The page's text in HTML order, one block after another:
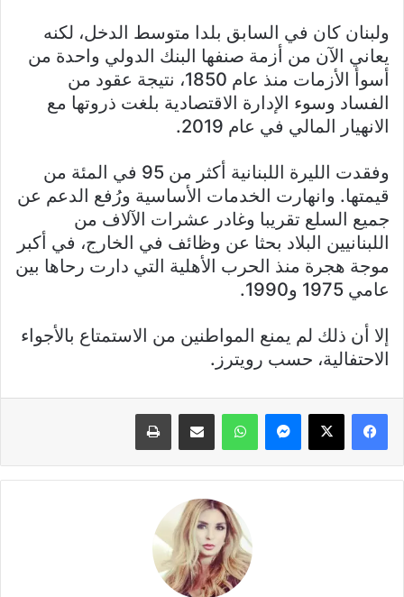
ولبنان كان في السابق بلدا متوسط الدخل، لكنه
يعاني الآن من أزمة صنفها البنك الدولي واحدة من
أسوأ الأزمات منذ عام 1850، نتيجة عقود من
الفساد وسوء الإدارة الاقتصادية بلغت ذروتها مع
الانهيار المالي في عام 2019.
وفقدت الليرة اللبنانية أكثر من 95 في المئة من
قيمتها. وانهارت الخدمات الأساسية ورُفع الدعم عن
جميع السلع تقريبا وغادر عشرات الآلاف من
اللبنانيين البلاد بحثا عن وظائف في الخارج، في أكبر
موجة هجرة منذ الحرب الأهلية التي دارت رحاها بين
عامي 1975 و1990.
إلا أن ذلك لم يمنع المواطنين من الاستمتاع بالأجواء
الاحتفالية، حسب رويترز.
فيسبوك X ماسنجر واتساب مشاركة عبر البريد طباعة